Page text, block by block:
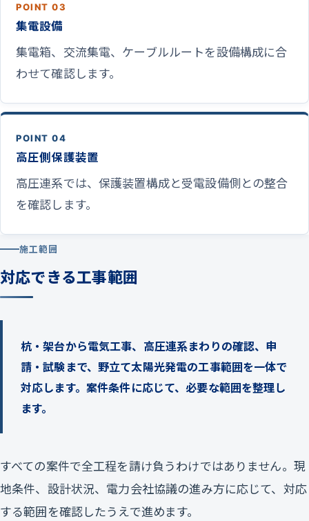
POINT 03
集電設備
集電箱、交流集電、ケーブルルートを設備構成に合
わせて確認します。
POINT 04
高圧側保護装置
高圧連系では、保護装置構成と受電設備側との整合
を確認します。
施工範囲
対応できる工事範囲
杭・架台から電気工事、高圧連系まわりの確認、申
請・試験まで、野立て太陽光発電の工事範囲を一体で
対応します。案件条件に応じて、必要な範囲を整理し
ます。
すべての案件で全工程を請け負うわけではありません。現
地条件、設計状況、電力会社協議の進み方に応じて、対応
する範囲を確認したうえで進めます。